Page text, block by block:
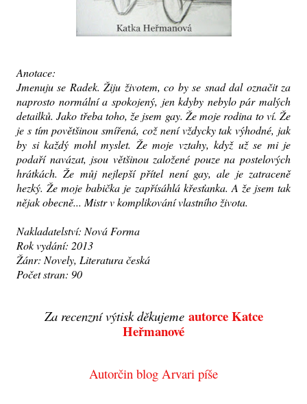
Anotace:
Jmenuju se Radek. Žiju životem, co by se snad dal označit za
naprosto normální a spokojený, jen kdyby nebylo pár malých
detailků. Jako třeba toho, že jsem gay. Že moje rodina to ví. Že
je s tím povětšinou smířená, což není vždycky tak výhodné, jak
by si každý mohl myslet. Že moje vztahy, když už se mi je
podaří navázat, jsou většinou založené pouze na postelových
hrátkách. Že můj nejlepší přítel není gay, ale je zatraceně
hezký. Že moje babička je zapřísáhlá křesťanka. A že jsem tak
nějak obecně... Mistr v komplikování vlastního života.
Nakladatelství: Nová Forma
Rok vydání: 2013
Žánr: Novely, Literatura česká
Počet stran: 90
Za recenzní výtisk děkujeme autorce Katce
Heřmanové
Autorčin blog Arvari píše